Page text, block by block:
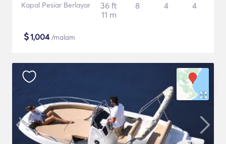
Kapal Pesiar Berlayar
36 ft
11 m
8 4 4
$1,004/malam